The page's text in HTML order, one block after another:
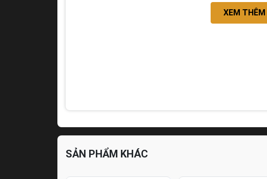
XEM THÊM
SẢN PHẨM KHÁC